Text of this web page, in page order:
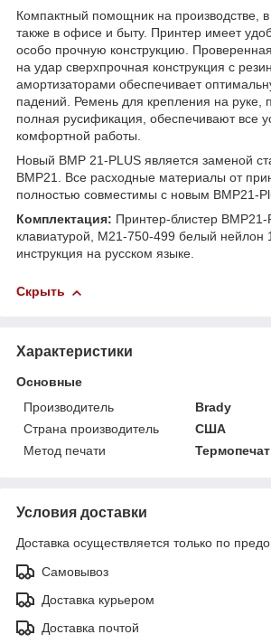
Компактный помощник на производстве,
также в офисе и быту. Принтер имеет
особо прочную конструкцию.
на удар сверхпрочная конструкция с
амортизаторами обеспечивает
падений. Ремень для крепления на руке,
полная русификация, обеспечивают все
комфортной работы.
Новый BMP 21-PLUS является заменой
ВМР21. Все расходные материалы от
полностью совместимы с новым BMP21-
Комплектация: Принтер-блистер BMP21-
клавиатурой, М21-750-499 белый нейлон
инструкция на русском языке.
Скрыть
Характеристики
Основные
Производитель
Brady
Страна производитель
США
Метод печати
Условия доставки
Доставка осуществляется только по
Самовывоз
Доставка курьером
Доставка почтой